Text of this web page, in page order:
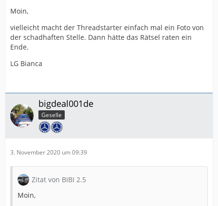
Moin,
vielleicht macht der Threadstarter einfach mal ein Foto von
der schadhaften Stelle. Dann hätte das Rätsel raten ein
Ende.
LG Bianca
bigdeal001de
Geselle
3. November 2020 um 09:39
Zitat von BIBI 2.5
Moin,